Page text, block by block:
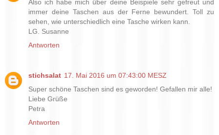
Also ich habe mich über deine Beispiele sehr gefreut und
immer deine Taschen aus der Ferne bewundert. Toll zu
sehen, wie unterschiedlich eine Tasche wirken kann.
LG. Susanne
Antworten
stichsalat 17. Mai 2016 um 07:43:00 MESZ
Super schöne Taschen sind es geworden! Gefallen mir alle!
Liebe Grüße
Petra
Antworten